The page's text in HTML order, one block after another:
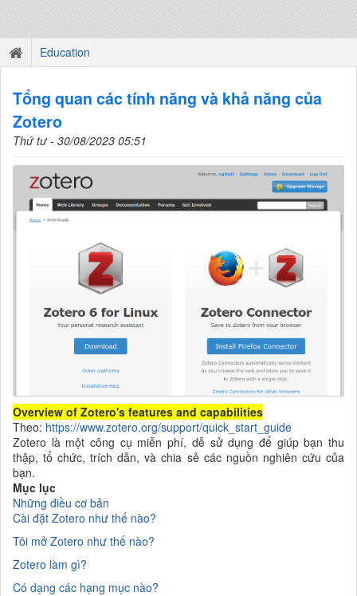
Education
Tổng quan các tính năng và khả năng của
Zotero
Thứ tư - 30/08/2023 05:51
Overview of Zotero's features and capabilities
Theo: https://www.zotero.org/support/quick_start_guide
Zotero là một công cụ miễn phí, dễ sử dụng để giúp bạn thu
thập, tổ chức, trích dẫn, và chia sẻ các nguồn nghiên cứu của
bạn.
Mục lục
Những điều cơ bản
Cài đặt Zotero như thế nào?
Tôi mở Zotero như thế nào?
Zotero làm gì?
Có dạng các hạng mục nào?